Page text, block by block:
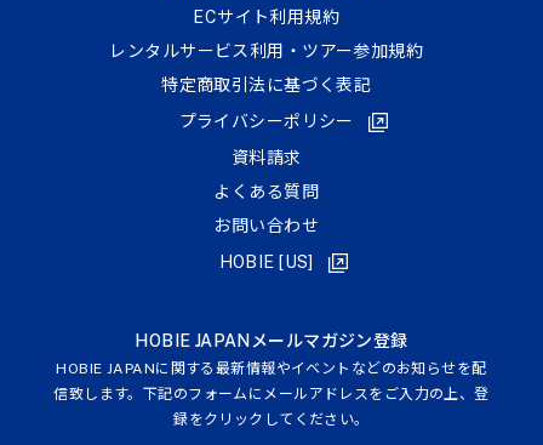
HOBIE JAPANメールマガジン登録
HOBIE JAPANに関する最新情報やイベントなどのお知らせを配
信致します。下記のフォームにメールアドレスをご入力の上、登
録をクリックしてください。
ECサイト利⽤規約
レンタルサービス利用・ツアー参加規約
特定商取引法に基づく表記
プライバシーポリシー
資料請求
よくある質問
お問い合わせ
HOBIE [US]